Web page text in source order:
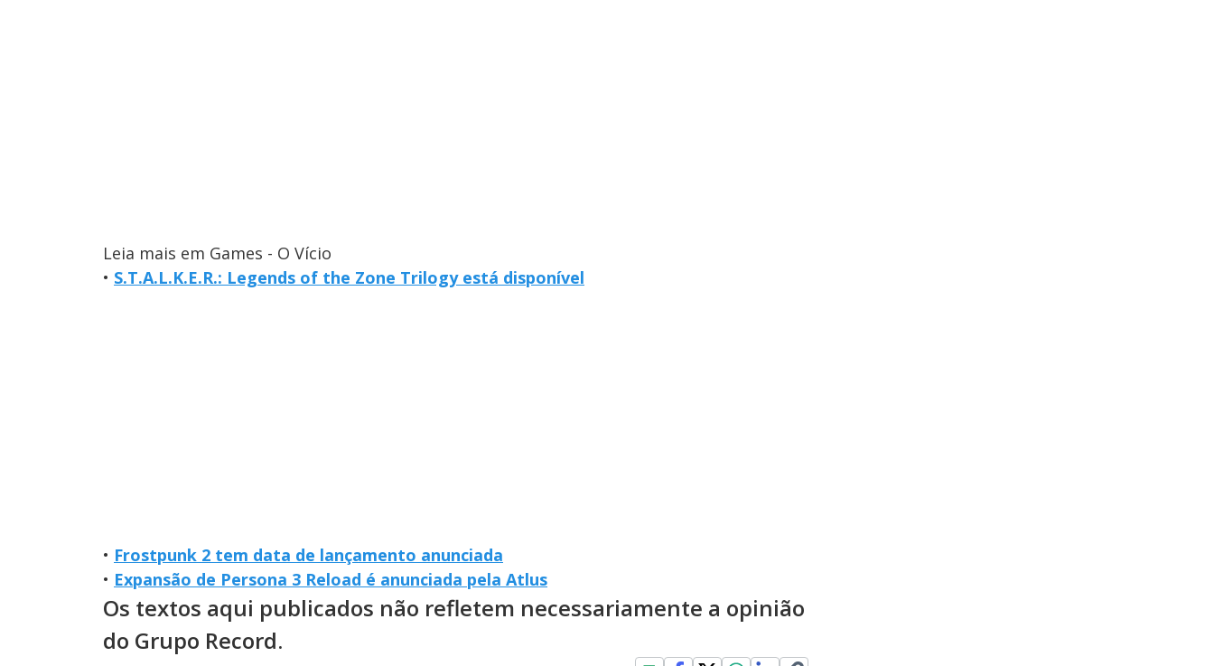
Leia mais em Games - O Vício
• S.T.A.L.K.E.R.: Legends of the Zone Trilogy está disponível
• Frostpunk 2 tem data de lançamento anunciada
• Expansão de Persona 3 Reload é anunciada pela Atlus
Os textos aqui publicados não refletem necessariamente a opinião
do Grupo Record.